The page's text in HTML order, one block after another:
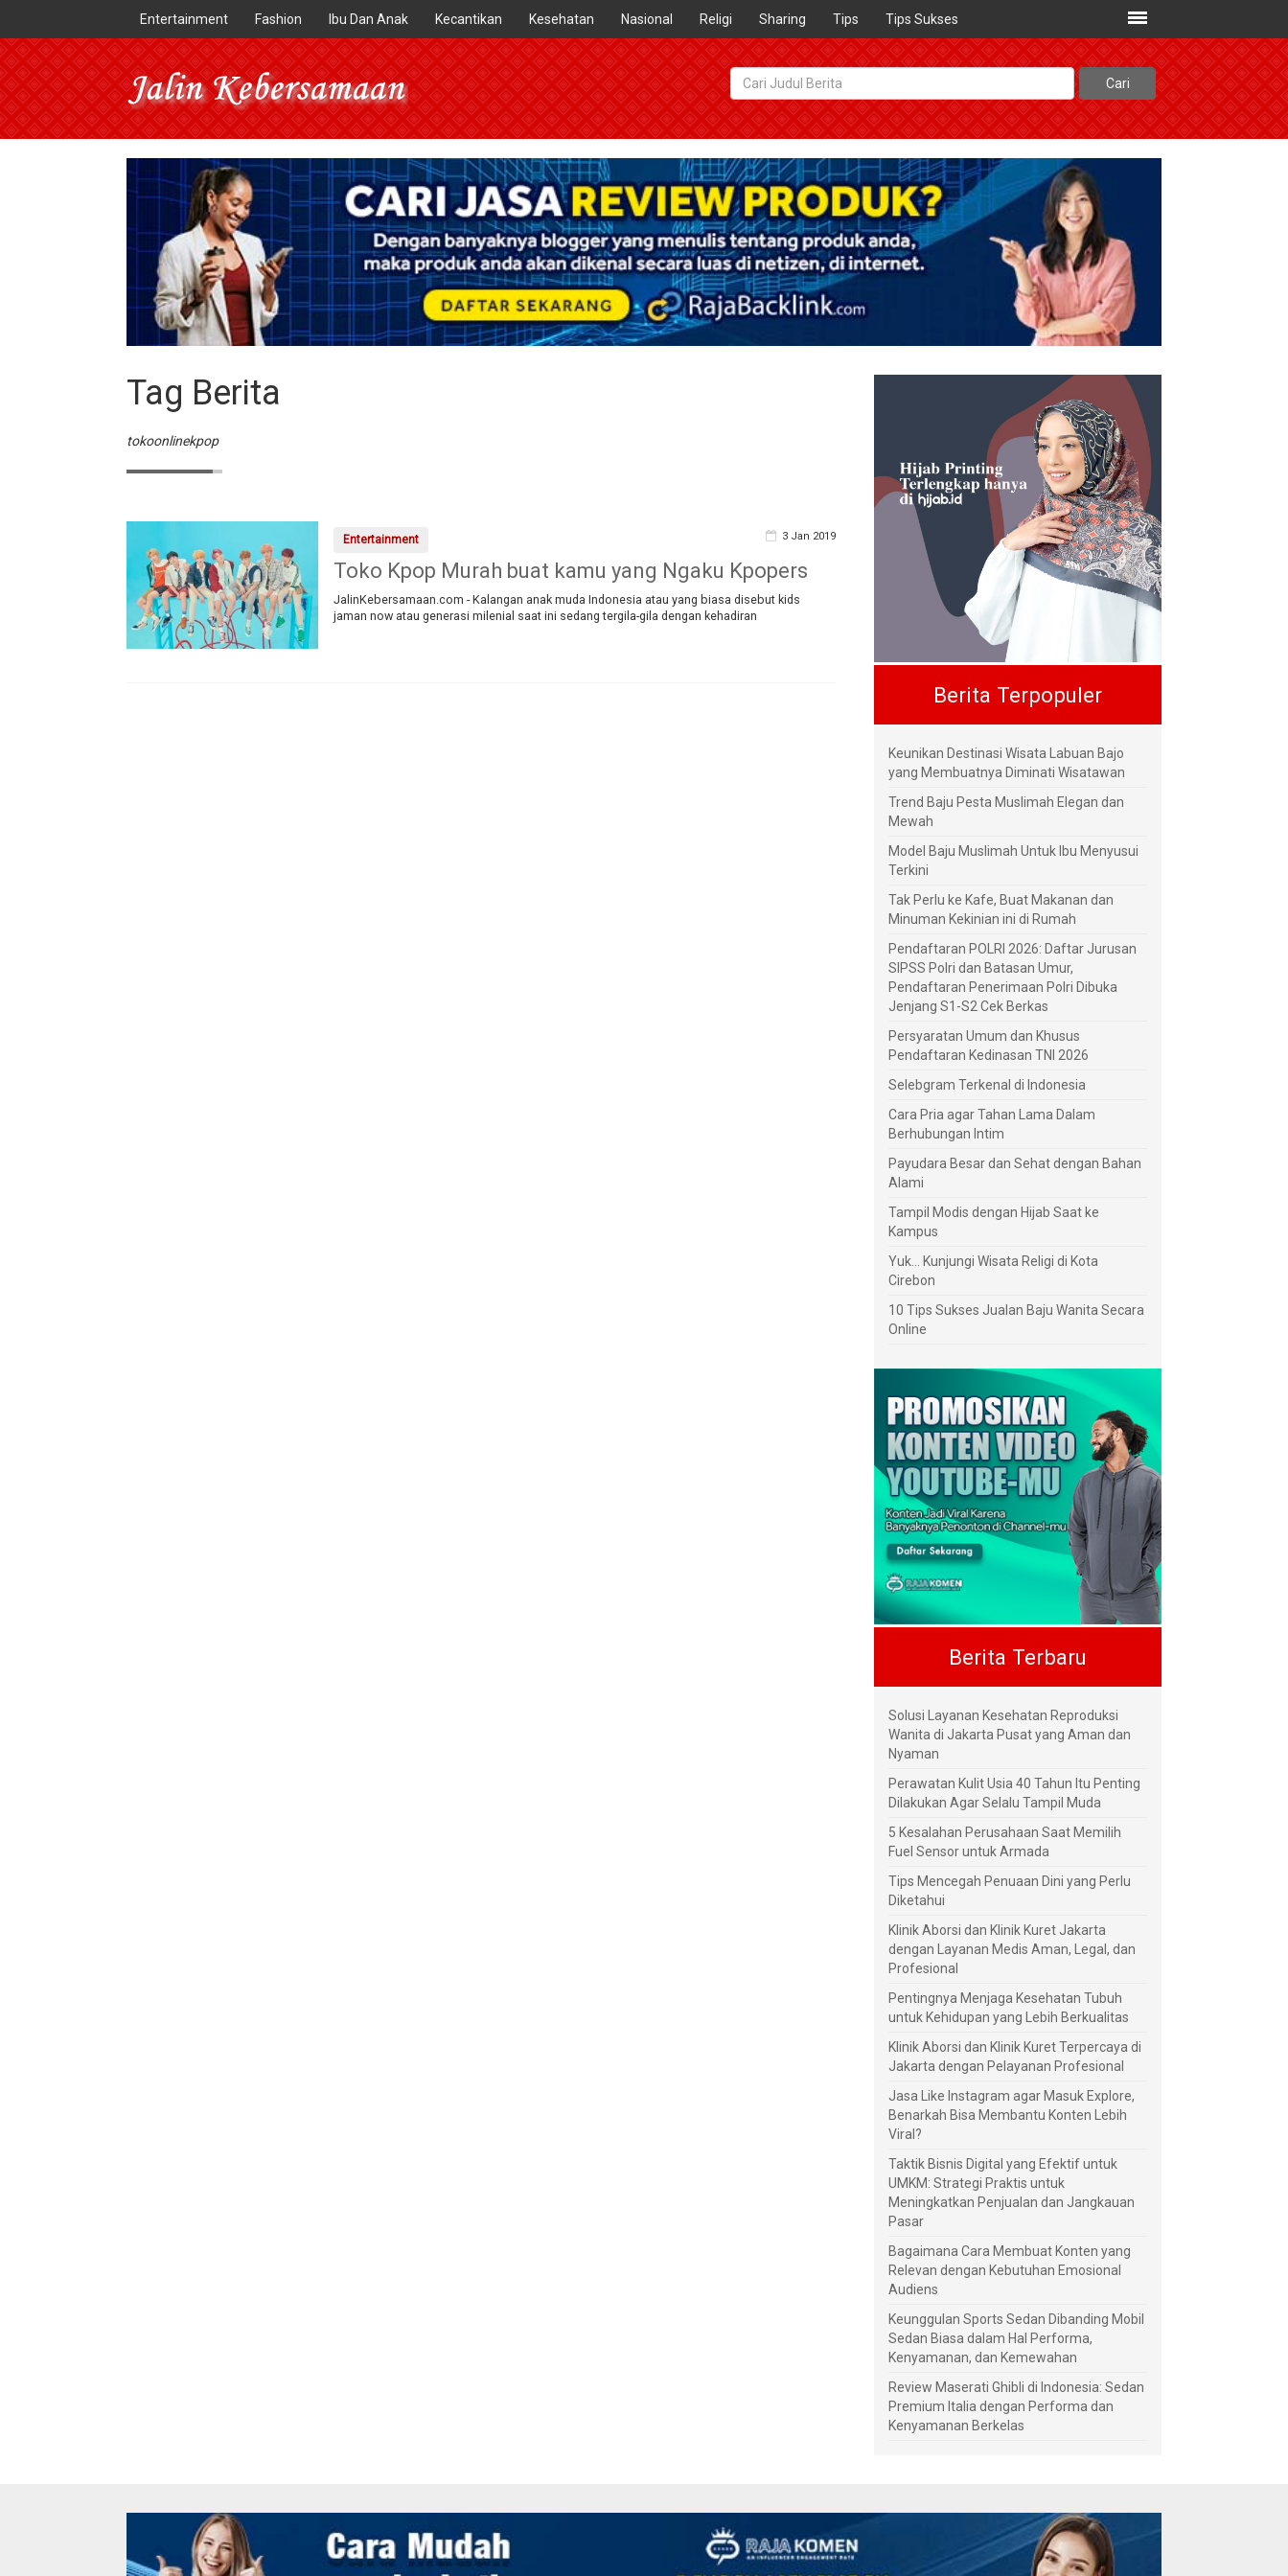
Entertainment Fashion Ibu Dan Anak Kecantikan Kesehatan Nasional Religi Sharing Tips Tips Sukses
Tag Berita
tokoonlinekpop
Entertainment 3 Jan 2019
Toko Kpop Murah buat kamu yang Ngaku Kpopers
JalinKebersamaan.com - Kalangan anak muda Indonesia atau yang biasa disebut kids
jaman now atau generasi milenial saat ini sedang tergila-gila dengan kehadiran
Berita Terpopuler
Keunikan Destinasi Wisata Labuan Bajo
yang Membuatnya Diminati Wisatawan
Trend Baju Pesta Muslimah Elegan dan
Mewah
Model Baju Muslimah Untuk Ibu Menyusui
Terkini
Tak Perlu ke Kafe, Buat Makanan dan
Minuman Kekinian ini di Rumah
Pendaftaran POLRI 2026: Daftar Jurusan
SIPSS Polri dan Batasan Umur,
Pendaftaran Penerimaan Polri Dibuka
Jenjang S1-S2 Cek Berkas
Persyaratan Umum dan Khusus
Pendaftaran Kedinasan TNI 2026
Selebgram Terkenal di Indonesia
Cara Pria agar Tahan Lama Dalam
Berhubungan Intim
Payudara Besar dan Sehat dengan Bahan
Alami
Tampil Modis dengan Hijab Saat ke
Kampus
Yuk... Kunjungi Wisata Religi di Kota
Cirebon
10 Tips Sukses Jualan Baju Wanita Secara
Online
Berita Terbaru
Solusi Layanan Kesehatan Reproduksi
Wanita di Jakarta Pusat yang Aman dan
Nyaman
Perawatan Kulit Usia 40 Tahun Itu Penting
Dilakukan Agar Selalu Tampil Muda
5 Kesalahan Perusahaan Saat Memilih
Fuel Sensor untuk Armada
Tips Mencegah Penuaan Dini yang Perlu
Diketahui
Klinik Aborsi dan Klinik Kuret Jakarta
dengan Layanan Medis Aman, Legal, dan
Profesional
Pentingnya Menjaga Kesehatan Tubuh
untuk Kehidupan yang Lebih Berkualitas
Klinik Aborsi dan Klinik Kuret Terpercaya di
Jakarta dengan Pelayanan Profesional
Jasa Like Instagram agar Masuk Explore,
Benarkah Bisa Membantu Konten Lebih
Viral?
Taktik Bisnis Digital yang Efektif untuk
UMKM: Strategi Praktis untuk
Meningkatkan Penjualan dan Jangkauan
Pasar
Bagaimana Cara Membuat Konten yang
Relevan dengan Kebutuhan Emosional
Audiens
Keunggulan Sports Sedan Dibanding Mobil
Sedan Biasa dalam Hal Performa,
Kenyamanan, dan Kemewahan
Review Maserati Ghibli di Indonesia: Sedan
Premium Italia dengan Performa dan
Kenyamanan Berkelas